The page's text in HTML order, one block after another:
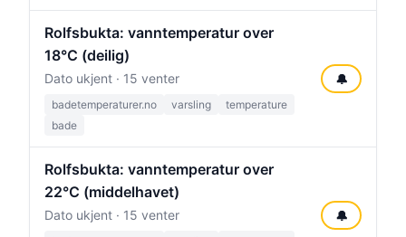
Rolfsbukta: vanntemperatur over
18°C (deilig)
Dato ukjent · 15 venter
badetemperaturer.no varsling
temperature
bade
🔔
Rolfsbukta: vanntemperatur over
22°C (middelhavet)
Dato ukjent · 15 venter 🔔